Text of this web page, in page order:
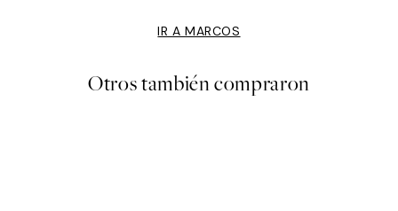
IR A MARCOS
Otros también compraron